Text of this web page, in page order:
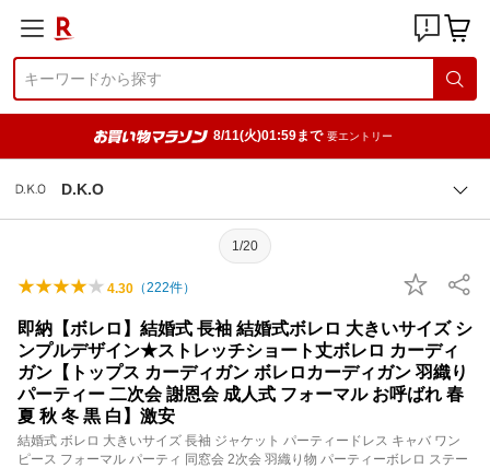
8/11(火)01:59まで 要エントリー
D.K.O
1/20
4.30 （222件）
即納【ボレロ】結婚式 長袖 結婚式ボレロ 大きいサイズ シ
ンプルデザイン★ストレッチショート丈ボレロ カーディ
ガン【トップス カーディガン ボレロカーディガン 羽織り
パーティー 二次会 謝恩会 成人式 フォーマル お呼ばれ 春
夏 秋 冬 黒 白】激安
結婚式 ボレロ 大きいサイズ 長袖 ジャケット パーティードレス キャバ ワン
ピース フォーマル パーティ 同窓会 2次会 羽織り物 パーティーボレロ ステー